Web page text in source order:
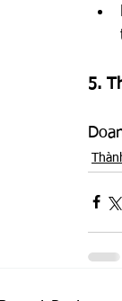
5.